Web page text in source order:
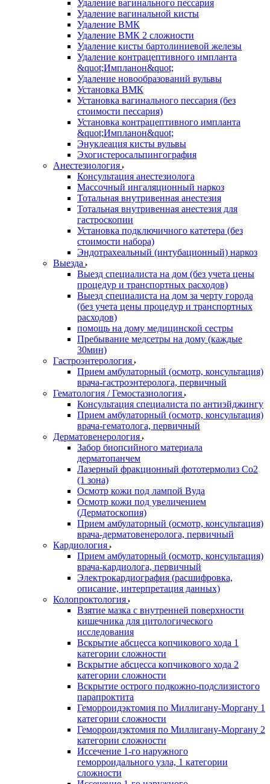
Удаление вагинального пессария
Удаление вагинальной кисты
Удаление ВМК
Удаление ВМК 2 сложности
Удаление кисты бартолиниевой железы
Удаление контрацептивного импланта
&quot;Импланон&quot;
Удаление новообразований вульвы
Установка ВМК
Установка вагинального пессария (без
стоимости пессария)
Установка контрацептивного импланта
&quot;Импланон&quot;
Энуклеация кисты вульвы
Эхогистеросальпингография
Анестезиология
Консультация анестезиолога
Массочный ингаляционный наркоз
Тотальная внутривенная анестезия
Тотальная внутривенная анестезия для
гастроскопии
Установка подключичного катетера (без
стоимости набора)
Эндотрахеальный (интубационный) наркоз
Выезда
Выезд специалиста на дом (без учета цены
процедур и транспортных расходов)
Выезд специалиста на дом за черту города
(без учета цены процедур и транспортных
расходов)
помощь на дому медицинской сестры
Пребывание медсетры на дому (каждые
30мин)
Гастроэнтерология
Прием амбулаторный (осмотр, консультация)
врача-гастроэнтеролога, первичный
Гематология / Гемостазиология
Консультация специалиста по антиэйджингу
Прием амбулаторный (осмотр, консультация)
врача-гематолога, первичный
Дерматовенерология
Забор биопсийного материала
дерматопанчем
Лазерный фракционный фототермолиз Со2
(1 зона)
Осмотр кожи под лампой Вуда
Осмотр кожи под увеличением
(Дерматоскопия)
Прием амбулаторный (осмотр, консультация)
врача-дерматовенеролога, первичный
Кардиология
Прием амбулаторный (осмотр, консультация)
врача-кардиолога, первичный
Электрокардиография (расшифровка,
описание, интерпретация данных)
Колопроктология
Взятие мазка с внутренней поверхности
кишечника для цитологического
исследования
Вскрытие абсцесса копчикового хода 1
категории сложности
Вскрытие абсцесса копчикового хода 2
категории сложности
Вскрытие острого подкожно-подслизистого
парапроктита
Геморроидэктомия по Миллигану-Моргану 1
категории сложности
Геморроидэктомия по Миллигану-Моргану 2
категории сложности
Иссечение 1-го наружного
геморроидального узла, 1 категории
сложности